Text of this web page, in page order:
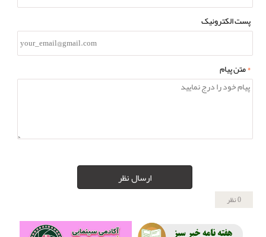
پست الکترونیک
*متن پیام
ارسال نظر
0 نظر